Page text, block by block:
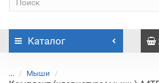
Каталог
... Мыши